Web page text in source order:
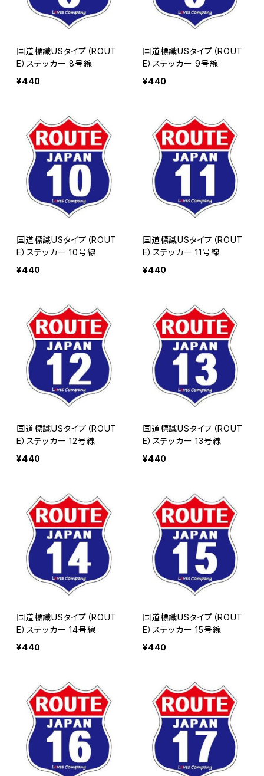
国道標識USタイプ（ROUT
E）ステッカー 8号線
¥440
国道標識USタイプ（ROUT
E）ステッカー 9号線
¥440
国道標識USタイプ（ROUT
E）ステッカー 10号線
¥440
国道標識USタイプ（ROUT
E）ステッカー 11号線
¥440
国道標識USタイプ（ROUT
E）ステッカー 12号線
¥440
国道標識USタイプ（ROUT
E）ステッカー 13号線
¥440
国道標識USタイプ（ROUT
E）ステッカー 14号線
¥440
国道標識USタイプ（ROUT
E）ステッカー 15号線
¥440